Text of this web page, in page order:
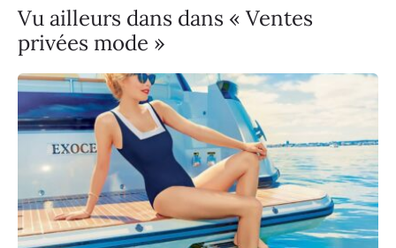
Vu ailleurs dans dans « Ventes
privées mode »